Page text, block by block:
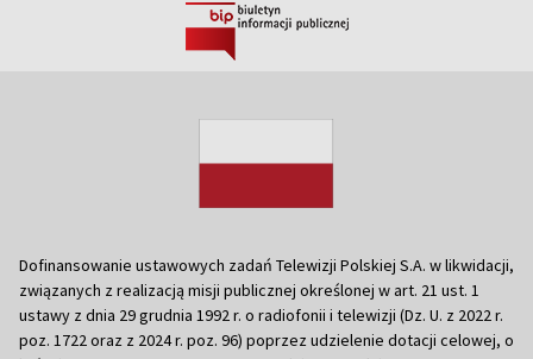
Dofinansowanie ustawowych zadań Telewizji Polskiej S.A. w likwidacji,
związanych z realizacją misji publicznej określonej w art. 21 ust. 1
ustawy z dnia 29 grudnia 1992 r. o radiofonii i telewizji (Dz. U. z 2022 r.
poz. 1722 oraz z 2024 r. poz. 96) poprzez udzielenie dotacji celowej, o